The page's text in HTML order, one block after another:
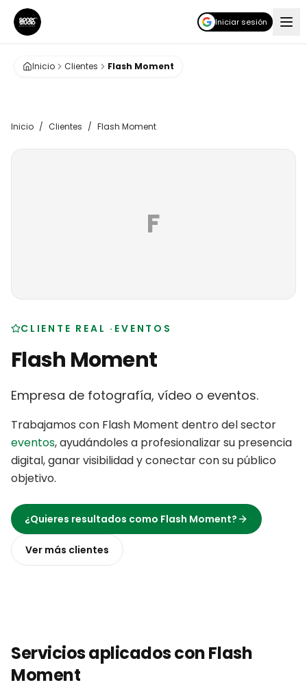
Iniciar sesión
Inicio Clientes Flash Moment
Inicio / Clientes / Flash Moment
F
CLIENTE REAL · EVENTOS
Flash Moment
Empresa de fotografía, vídeo o eventos.
Trabajamos con Flash Moment dentro del sector
eventos,ayudándoles a profesionalizar su presencia
digital, ganar visibilidad y conectar con su público
objetivo.
¿Quieres resultados como Flash Moment?
Ver más clientes
Servicios aplicados conFlash
Moment